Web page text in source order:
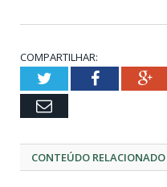
COMPARTILHAR:
TwitterFacebook
Email
CONTEÚDO RELACIONADO